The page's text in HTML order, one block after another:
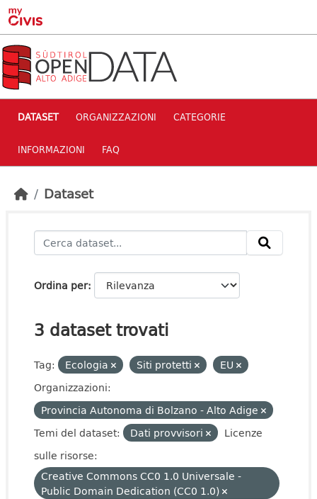
Skip to main content
DATASET ORGANIZZAZIONI CATEGORIE
INFORMAZIONI FAQ
Dataset
Ordina per
3 dataset trovati
Tag: Ecologia Siti protetti
EU
Organizzazioni:
Provincia Autonoma di Bolzano - Alto Adige
Temi del dataset:
Dati provvisori
Licenze
sulle risorse:
Creative Commons CC0 1.0 Universale -
Public Domain Dedication (CC0 1.0)